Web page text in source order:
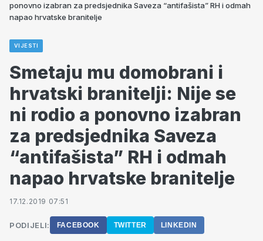
ponovno izabran za predsjednika Saveza “antifašista” RH i odmah
napao hrvatske branitelje
VIJESTI
Smetaju mu domobrani i
hrvatski branitelji: Nije se
ni rodio a ponovno izabran
za predsjednika Saveza
“antifašista” RH i odmah
napao hrvatske branitelje
17.12.2019 07:51
PODIJELI: FACEBOOK TWITTER LINKEDIN